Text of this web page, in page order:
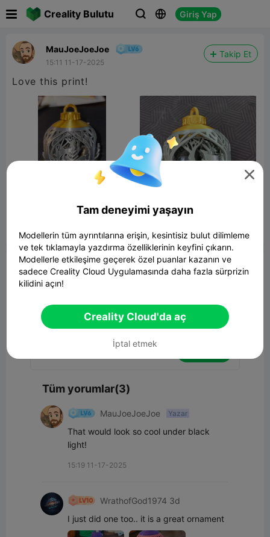
Creality Bulutu   Giriş Yap
MauJoeJoeJoe
15:11 11-17-2025
Takip Et
Love this print!
 Rapor 13  3 
Yorum
Tüm yorumlar(3)
MauJoeJoeJoe Yazar
That would look so cool under black
light!
15:19 11-17-2025
WrathofGod1974 3d
I just did one too.. it is a great ornament

Tam deneyimi yaşayın
Modellerin tüm ayrıntılarına erişin, kesintisiz bulut dilimleme
ve tek tıklamayla yazdırma özelliklerinin keyfini çıkarın.
Modellerle etkileşime geçerek özel puanlar kazanın ve
sadece Creality Cloud Uygulamasında daha fazla sürprizin
kilidini açın!
Creality Cloud'da aç
İptal etmek